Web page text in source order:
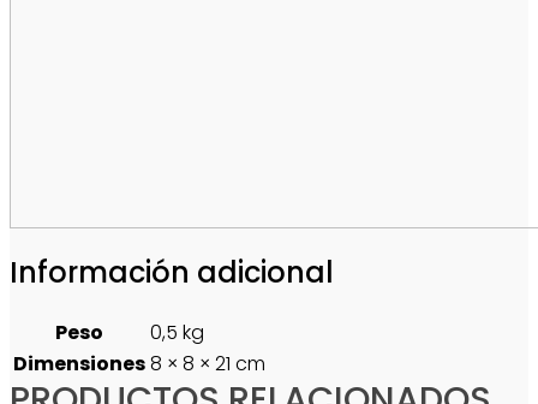
Información adicional
Peso
0,5 kg
Dimensiones8 × 8 × 21 cm